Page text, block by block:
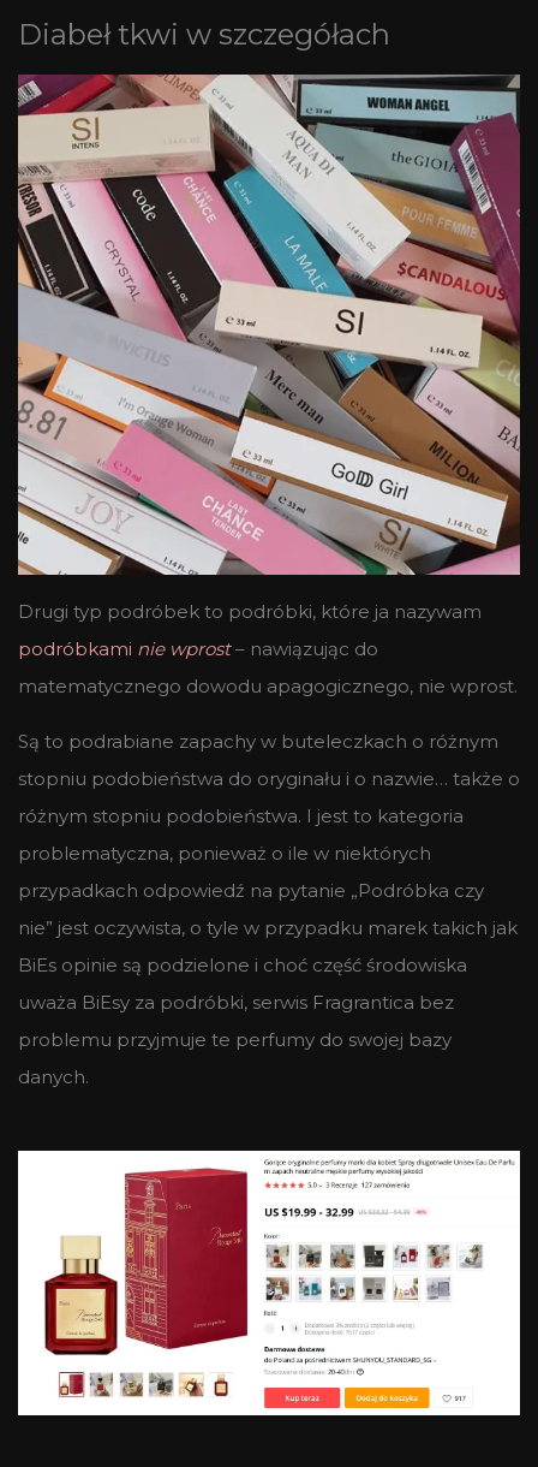
Diabeł tkwi w szczegółach
Drugi typ podróbek to podróbki, które ja nazywam
podróbkami nie wprost– nawiązując do
matematycznego dowodu apagogicznego, nie wprost.
Są to podrabiane zapachy w buteleczkach o różnym
stopniu podobieństwa do oryginału i o nazwie… także o
różnym stopniu podobieństwa. I jest to kategoria
problematyczna, ponieważ o ile w niektórych
przypadkach odpowiedź na pytanie „Podróbka czy
nie” jest oczywista, o tyle w przypadku marek takich jak
BiEs opinie są podzielone i choć część środowiska
uważa BiEsy za podróbki, serwis Fragrantica bez
problemu przyjmuje te perfumy do swojej bazy
danych.